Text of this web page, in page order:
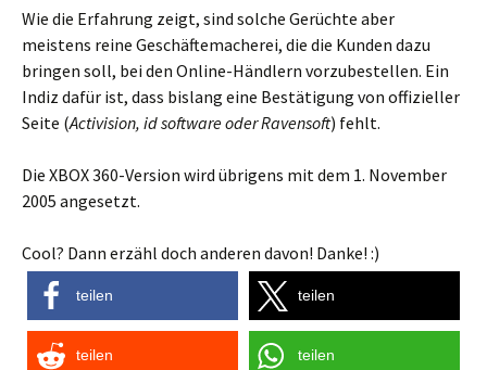
Wie die Erfahrung zeigt, sind solche Gerüchte aber
meistens reine Geschäftemacherei, die die Kunden dazu
bringen soll, bei den Online-Händlern vorzubestellen. Ein
Indiz dafür ist, dass bislang eine Bestätigung von offizieller
Seite (Activision, id software oder Ravensoft) fehlt.
Die XBOX 360-Version wird übrigens mit dem 1. November
2005 angesetzt.
Cool? Dann erzähl doch anderen davon! Danke! :)
teilen teilen
teilen teilen